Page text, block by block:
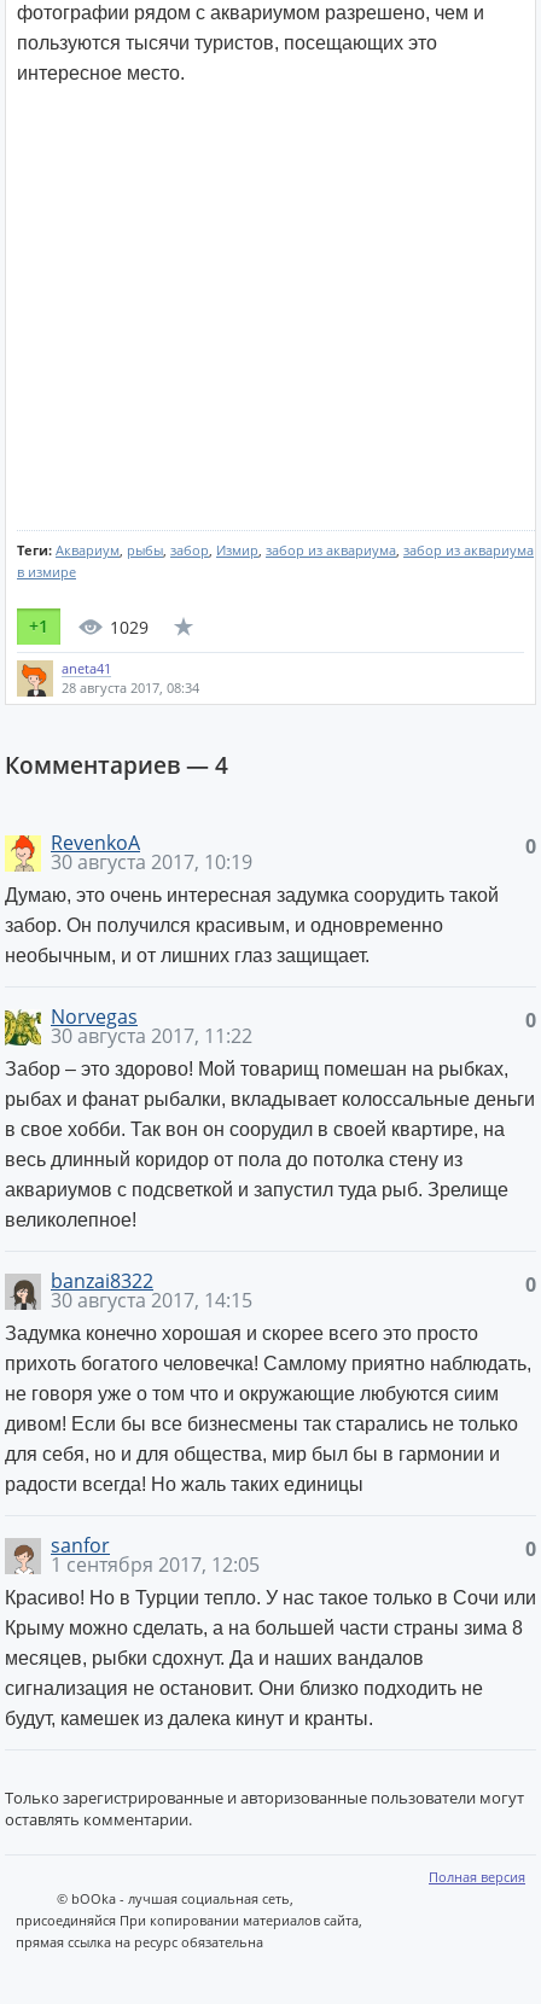
фотографии рядом с аквариумом разрешено, чем и
пользуются тысячи туристов, посещающих это
интересное место.
Теги: Аквариум рыбы забор Измир забор из аквариума забор из аквариума
в измире
+1 1029
aneta41
28 августа 2017, 08:34
Комментариев —4
0
RevenkoA
30 августа 2017, 10:19
Думаю, это очень интересная задумка соорудить такой
забор. Он получился красивым, и одновременно
необычным, и от лишних глаз защищает.
0
Norvegas
30 августа 2017, 11:22
Забор – это здорово! Мой товарищ помешан на рыбках,
рыбах и фанат рыбалки, вкладывает колоссальные деньги
в свое хобби. Так вон он соорудил в своей квартире, на
весь длинный коридор от пола до потолка стену из
аквариумов с подсветкой и запустил туда рыб. Зрелище
великолепное!
0
banzai8322
30 августа 2017, 14:15
Задумка конечно хорошая и скорее всего это просто
прихоть богатого человечка! Самлому приятно наблюдать,
не говоря уже о том что и окружающие любуются сиим
дивом! Если бы все бизнесмены так старались не только
для себя, но и для общества, мир был бы в гармонии и
радости всегда! Но жаль таких единицы
0
sanfor
1 сентября 2017, 12:05
Красиво! Но в Турции тепло. У нас такое только в Сочи или
Крыму можно сделать, а на большей части страны зима 8
месяцев, рыбки сдохнут. Да и наших вандалов
сигнализация не остановит. Они близко подходить не
будут, камешек из далека кинут и кранты.
Только зарегистрированные и авторизованные пользователи могут
оставлять комментарии.
Полная версия
© bOOka - лучшая социальная сеть,
присоединяйся При копировании материалов сайта,
прямая ссылка на ресурс обязательна